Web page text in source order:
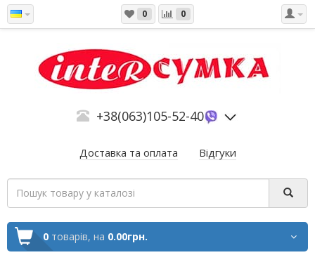
0 0
+38(063)105-52-40
Доставка та оплата Відгуки
0 товарів, на 0.00грн.